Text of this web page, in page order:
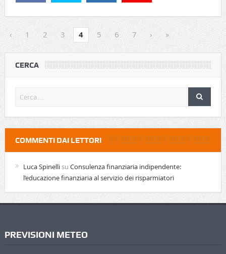
‹ 1 2 3 4 5 6 7 › »
CERCA
COMMENTI DAI LETTORI
Luca Spinellisu Consulenza finanziaria indipendente:
l’educazione finanziaria al servizio dei risparmiatori
PREVISIONI METEO